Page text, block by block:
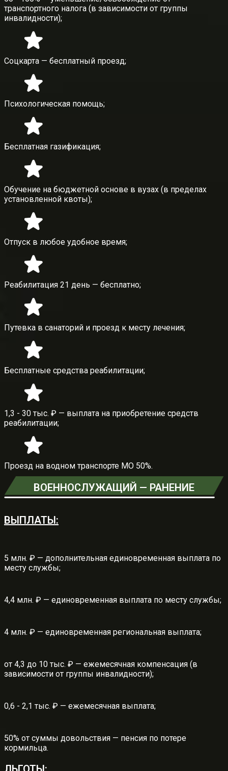
транспортного налога (в зависимости от группы
инвалидности);
Соцкарта — бесплатный проезд;
Психологическая помощь;
Бесплатная газификация;
Обучение на бюджетной основе в вузах (в пределах
установленной квоты);
Отпуск в любое удобное время;
Реабилитация 21 день — бесплатно;
Путевка в санаторий и проезд к месту лечения;
Бесплатные средства реабилитации;
1,3 - 30 тыс. ₽ — выплата на приобретение средств
реабилитации;
Проезд на водном транспорте МО 50%.
ВОЕННОСЛУЖАЩИЙ — РАНЕНИЕ
ВЫПЛАТЫ:
5 млн. ₽ — дополнительная единовременная выплата по
месту службы;
4,4 млн. ₽ — единовременная выплата по месту службы;
4 млн. ₽ — единовременная региональная выплата;
от 4,3 до 10 тыс. ₽ — ежемесячная компенсация (в
зависимости от группы инвалидности);
0,6 - 2,1 тыс. ₽ — ежемесячная выплата;
50% от суммы довольствия — пенсия по потере
кормильца.